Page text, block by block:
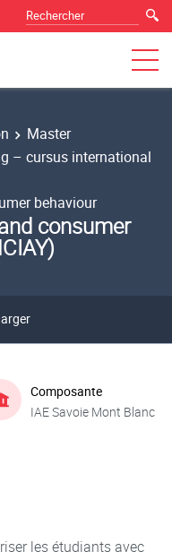
Master
– cursus international
behaviour
consumer
Composante
IAE Savoie Mont Blanc
les étudiants avec